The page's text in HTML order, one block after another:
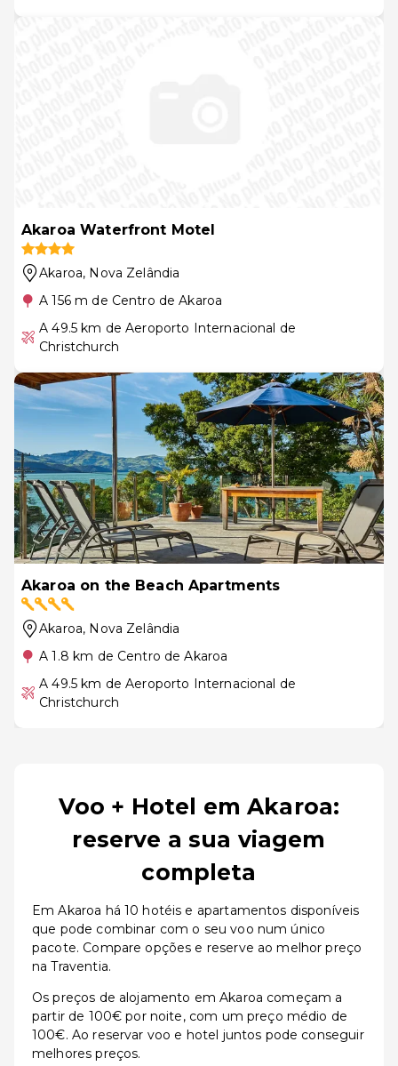
Akaroa Waterfront Motel
Akaroa, Nova Zelândia
A 156 m de Centro de Akaroa
A 49.5 km de Aeroporto Internacional de
Christchurch
Akaroa on the Beach Apartments
Akaroa, Nova Zelândia
A 1.8 km de Centro de Akaroa
A 49.5 km de Aeroporto Internacional de
Christchurch
Voo + Hotel em Akaroa:
reserve a sua viagem
completa
Em Akaroa há 10 hotéis e apartamentos disponíveis
que pode combinar com o seu voo num único
pacote. Compare opções e reserve ao melhor preço
na Traventia.
Os preços de alojamento em Akaroa começam a
partir de 100€ por noite, com um preço médio de
100€. Ao reservar voo e hotel juntos pode conseguir
melhores preços.